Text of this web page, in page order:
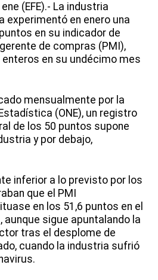
(EFE).- La industria
experimentó en enero una
en su indicador de
de compras (PMI),
en su undécimo mes
mensualmente por la
(ONE), un registro
de los 50 puntos supone
y por debajo,
inferior a lo previsto por los
que el PMI
en los 51,6 puntos en el
aunque sigue apuntalando la
tras el desplome de
cuando la industria sufrió